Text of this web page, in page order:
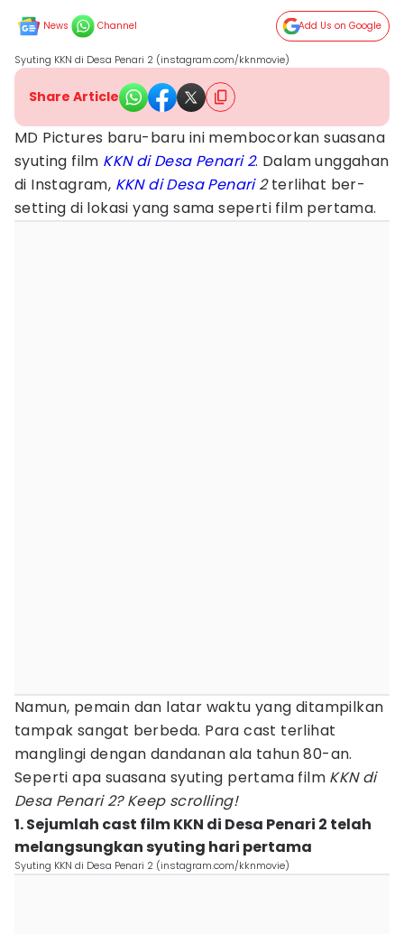
News Channel Add Us on Google
Syuting KKN di Desa Penari 2 (instagram.com/kknmovie)
Share Article
MD Pictures baru-baru ini membocorkan suasana
syuting film KKN di Desa Penari 2. Dalam unggahan
di Instagram, KKN di Desa Penari2terlihat ber-
setting di lokasi yang sama seperti film pertama.
Namun, pemain dan latar waktu yang ditampilkan
tampak sangat berbeda. Para cast terlihat
manglingi dengan dandanan ala tahun 80-an.
Seperti apa suasana syuting pertama film KKN di
Desa Penari 2? Keep scrolling!
1. Sejumlah cast film KKN di Desa Penari 2 telah
melangsungkan syuting hari pertama
Syuting KKN di Desa Penari 2 (instagram.com/kknmovie)